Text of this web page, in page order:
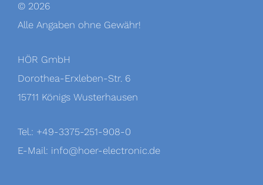
© 2026
Alle Angaben ohne Gewähr!
HÖR GmbH
Dorothea-Erxleben-Str. 6
15711 Königs Wusterhausen
Tel.: +49-3375-251-908-0
E-Mail: info@hoer-electronic.de